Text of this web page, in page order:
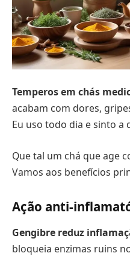
Temperos em chás
acabam com dores,
Eu uso todo dia e sinto a
Que tal um chá que age
Vamos aos benefícios
Ação anti-
Gengibre reduz
bloqueia enzimas ruins